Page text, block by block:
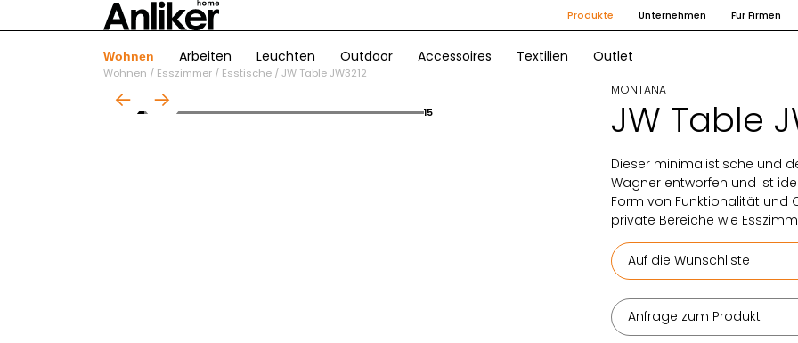
Produkte Unternehmen Für Firmen
Wohnen Arbeiten Leuchten Outdoor Accessoires Textilien Outlet
Wohnen / Esszimmer / Esstische /JW Table JW3212
15
MONTANA
JW Table
Dieser minimalistische und
Wagner entworfen und ist
Form von Funktionalität und
private Bereiche wie
Auf die Wunschliste
Anfrage zum Produkt